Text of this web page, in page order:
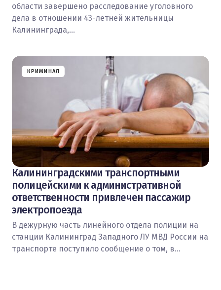
области завершено расследование уголовного
дела в отношении 43-летней жительницы
Калининграда,…
КРИМИНАЛ
Калининградскими транспортными
полицейскими к административной
ответственности привлечен пассажир
электропоезда
В дежурную часть линейного отдела полиции на
станции Калининград Западного ЛУ МВД России на
транспорте поступило сообщение о том, в…